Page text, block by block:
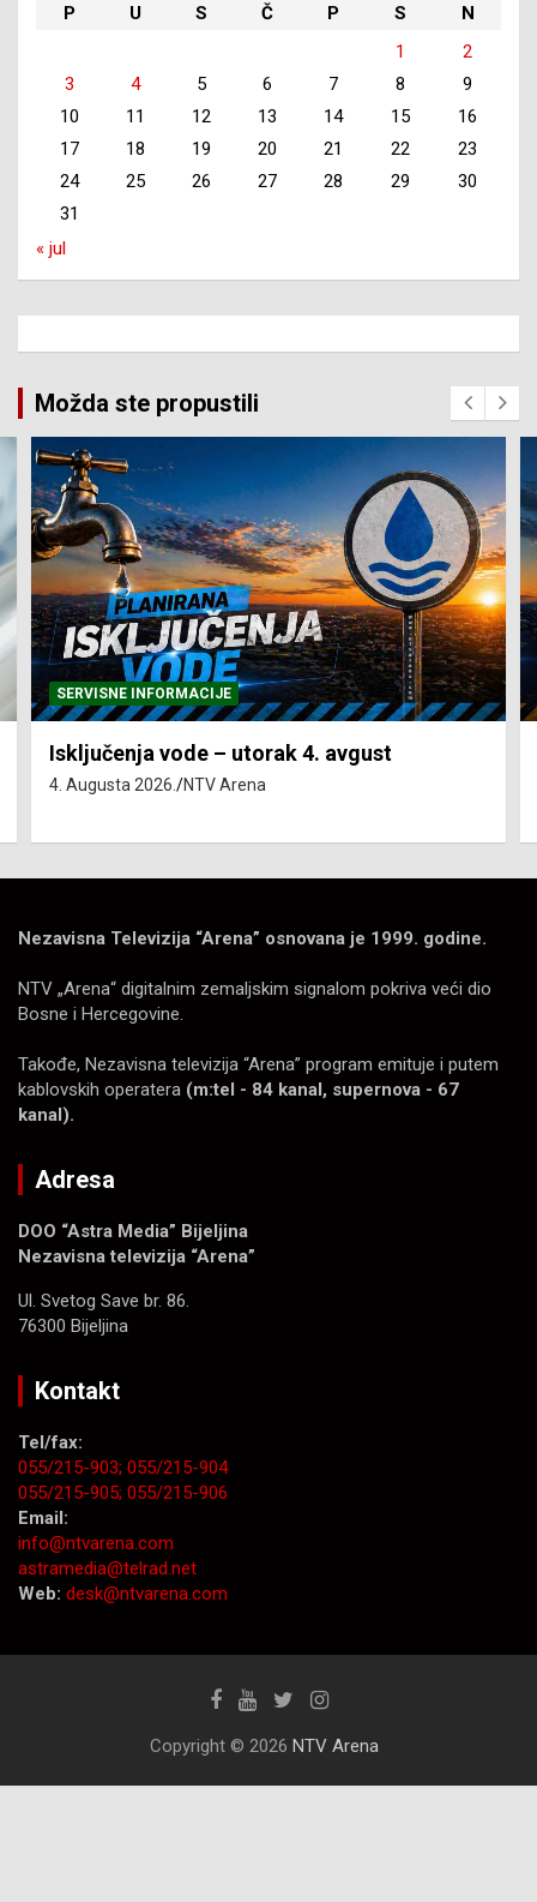
P
U S Č P S
N
1
2
3
4 5 6 7 8
9
10
11 12 13 14 15
16
17
18 19 20 21 22
23
24
25 26 27 28 29
30
31
« jul
Možda ste propustili
SERVISNE INFORMACIJE
Isključenja vode – utorak 4. avgust
4. Augusta 2026. NTV Arena
Nezavisna Televizija “Arena” osnovana je 1999. godine.
NTV „Arena“ digitalnim zemaljskim signalom pokriva veći dio
Bosne i Hercegovine.
Takođe, Nezavisna televizija “Arena” program emituje i putem
kablovskih operatera (m:tel - 84 kanal, supernova - 67
kanal).
Adresa
DOO “Astra Media” Bijeljina
Nezavisna televizija “Arena”
Ul. Svetog Save br. 86.
76300 Bijeljina
Kontakt
Tel/fax:
055/215-903; 055/215-904
055/215-905; 055/215-906
Email:
info@ntvarena.com
astramedia@telrad.net
Web: desk@ntvarena.com
Copyright © 2026 NTV Arena